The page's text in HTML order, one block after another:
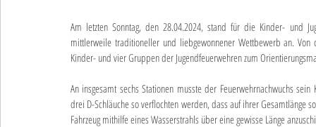
Am letzten Sonntag, den 28.04.2024, stand für die Kinder- und
mittlerweile traditioneller und liebgewonnener Wettbewerb an.
Kinder- und vier Gruppen der Jugendfeuerwehren zum
An insgesamt sechs Stationen musste der Feuerwehrnachwuchs
drei D-Schläuche so verflochten werden, dass auf ihrer Gesamtlänge
Fahrzeug mithilfe eines Wasserstrahls über eine gewisse Länge